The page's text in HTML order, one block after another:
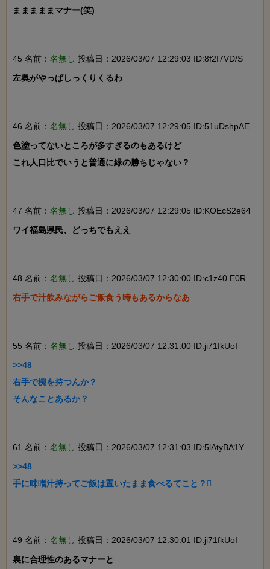
まままままマナー(笑)
45 名前： 名無し 投稿日：2026/03/07 12:29:03 ID:8f2I7VD/S
左奥がやっぱしっくりくるわ
46 名前： 名無し 投稿日：2026/03/07 12:29:05 ID:51uDshpAE
色塗ってないところが多すぎるのもあるけど
これ人口比でいうと普通に緑の勝ちじゃない？
47 名前： 名無し 投稿日：2026/03/07 12:29:05 ID:KOEcS2e64
ワイ福島県民、どっちでもええ
48 名前： 名無し 投稿日：2026/03/07 12:30:00 ID:c1z40.E0R
右手で汁飲みながらご飯食う時もあるからなあ
55 名前： 名無し 投稿日：2026/03/07 12:31:00 ID:ji71fkUoI
>>48
右手で椀を持つんか？
そんなことあるか？
61 名前： 名無し 投稿日：2026/03/07 12:31:03 ID:5lAtyBA1Y
>>48
手に味噌汁持ってご飯は置いたまま食べるてこと？
49 名前： 名無し 投稿日：2026/03/07 12:30:01 ID:ji71fkUoI
裏に合理性のあるマナーと